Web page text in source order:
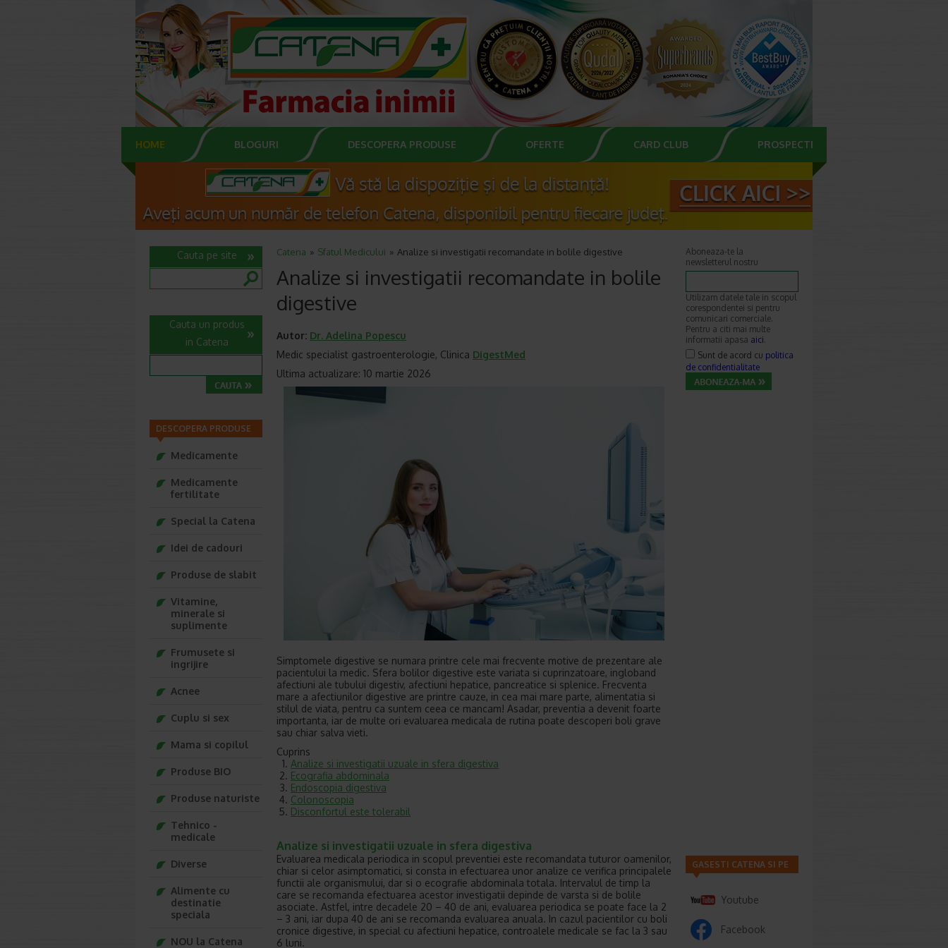
HOME BLOGURI DESCOPERA PRODUSE OFERTE CARD CLUB PROSPECTE
Catena Sfatul Medicului Analize si investigatii recomandate in bolile digestive
Analize si investigatii recomandate in bolile
digestive
Autor: Dr. Adelina Popescu
Medic specialist gastroenterologie, Clinica DigestMed
Ultima actualizare: 10 martie 2026
Simptomele digestive se numara printre cele mai frecvente motive de prezentare ale
pacientului la medic. Sfera bolilor digestive este variata si cuprinzatoare, ingloband
afectiuni ale tubului digestiv, afectiuni hepatice, pancreatice si splenice. Frecventa
mare a afectiunilor digestive are printre cauze, in cea mai mare parte, alimentatia si
stilul de viata, pentru ca suntem ceea ce mancam! Asadar, preventia a devenit foarte
importanta, iar de multe ori evaluarea medicala de rutina poate descoperi boli grave
sau chiar salva vieti.
Cuprins
Analize si investigatii uzuale in sfera digestiva
Ecografia abdominala
Endoscopia digestiva
Colonoscopia
Disconfortul este tolerabil
Analize si investigatii uzuale in sfera digestiva
Evaluarea medicala periodica in scopul preventiei este recomandata tuturor oamenilor,
chiar si celor asimptomatici, si consta in efectuarea unor analize ce verifica principalele
functii ale organismului, dar si o ecografie abdominala totala. Intervalul de timp la
care se recomanda efectuarea acestor investigatii depinde de varsta si de bolile
asociate. Astfel, intre decadele 20 – 40 de ani, evaluarea periodica se poate face la 2
– 3 ani, iar dupa 40 de ani se recomanda evaluarea anuala. In cazul pacientilor cu boli
cronice digestive, in special cu afectiuni hepatice, controalele medicale se fac la 3 sau
6 luni.
Cauta pe site
Cauta un produs
in Catena
DESCOPERA PRODUSE
Medicamente
Medicamente
fertilitate
Special la Catena
Idei de cadouri
Produse de slabit
Vitamine,
minerale si
suplimente
Frumusete si
ingrijire
Acnee
Cuplu si sex
Mama si copilul
Produse BIO
Produse naturiste
Tehnico -
medicale
Diverse
Alimente cu
destinatie
speciala
NOU la Catena
Aboneaza-te la
newsletterul nostru
Utilizam datele tale in scopul
corespondentei si pentru
comunicari comerciale.
Pentru a citi mai multe
informatii apasa aici.
Sunt de acord cu politica
de confidentialitate
GASESTI CATENA SI PE
Youtube
Facebook